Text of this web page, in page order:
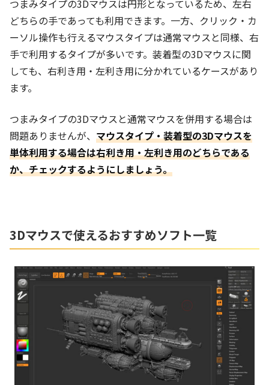
つまみタイプの3Dマウスは円形となっているため、左右
どちらの手であっても利用できます。一方、クリック・カ
ーソル操作も行えるマウスタイプは通常マウスと同様、右
手で利用するタイプが多いです。装着型の3Dマウスに関
しても、右利き用・左利き用に分かれているケースがあり
ます。
つまみタイプの3Dマウスと通常マウスを併用する場合は
問題ありませんが、 マウスタイプ・装着型の3Dマウスを
単体利用する場合は右利き用・左利き用のどちらである
か、チェックするようにしましょう。
3Dマウスで使えるおすすめソフト一覧